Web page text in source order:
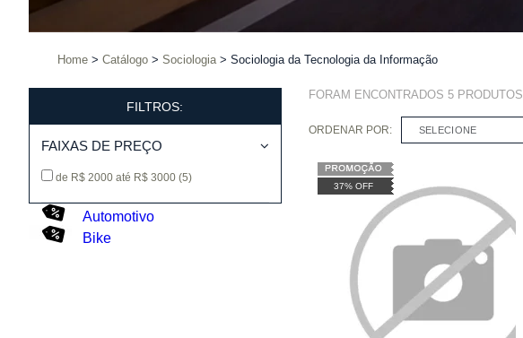
Home Catálogo Sociologia Sociologia da Tecnologia da Informação
FILTROS:
FAIXAS DE PREÇO
de R$ 2000 até R$ 3000 (5)
Automotivo
Bike
FORAM ENCONTRADOS 5PRODUTOS
ORDENAR POR: SELECIONE
37% OFF